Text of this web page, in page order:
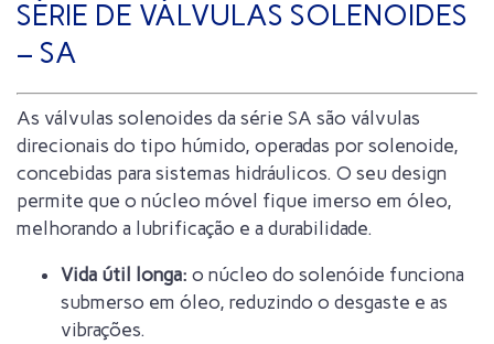
SÉRIE DE VÁLVULAS SOLENOIDES
– SA
As válvulas solenoides da série SA são válvulas
direcionais do tipo húmido, operadas por solenoide,
concebidas para sistemas hidráulicos. O seu design
permite que o núcleo móvel fique imerso em óleo,
melhorando a lubrificação e a durabilidade.
Vida útil longa: o núcleo do solenóide funciona
submerso em óleo, reduzindo o desgaste e as
vibrações.